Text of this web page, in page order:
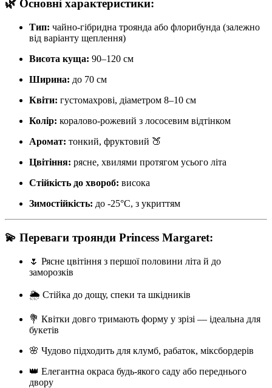
🌿 Основні характеристики:
Тип: чайно-гібридна троянда або флорибунда (залежно
від варіанту щеплення)
Висота куща: 90–120 см
Ширина: до 70 см
Квіти: густомахрові, діаметром 8–10 см
Колір: коралово-рожевий з лососевим відтінком
Аромат: тонкий, фруктовий 🍑
Цвітіння: рясне, хвилями протягом усього літа
Стійкість до хвороб: висока
Зимостійкість: до -25°C, з укриттям
💫 Переваги троянди Princess Margaret:
🌷 Рясне цвітіння з першої половини літа й до
заморозків
🌦 Стійка до дощу, спеки та шкідників
💐 Квітки довго тримають форму у зрізі — ідеальна для
букетів
🌸 Чудово підходить для клумб, рабаток, міксбордерів
👑 Елегантна окраса будь-якого саду або переднього
двору